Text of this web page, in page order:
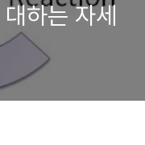
하는 자세